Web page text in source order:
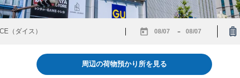
forward
to
interact
-
backward
interact
周辺の荷物預かり所を見る